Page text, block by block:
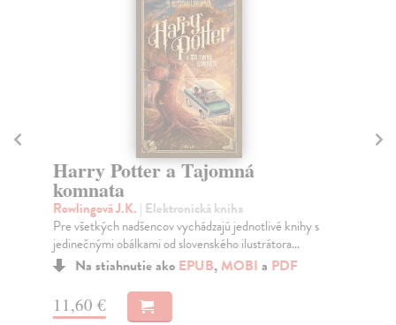
Harry Potter a Tajomná
komnata
Rowlingová J.K. | Elektronická kniha
Pre všetkých nadšencov vychádzajú jednotlivé knihy s
jedinečnými obálkami od slovenského ilustrátora...
Na stiahnutie ako EPUB,MOBI a PDF
11,60 €